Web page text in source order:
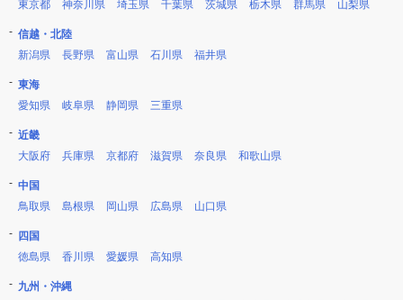
東京都
神奈川県 埼玉県 千葉県 茨城県 栃木県 群馬県 山梨県
信越・北陸
新潟県
長野県 富山県 石川県 福井県
東海
愛知県
岐阜県 静岡県 三重県
近畿
大阪府
兵庫県 京都府 滋賀県 奈良県 和歌山県
中国
鳥取県
島根県 岡山県 広島県 山口県
四国
徳島県
香川県 愛媛県 高知県
九州・沖縄